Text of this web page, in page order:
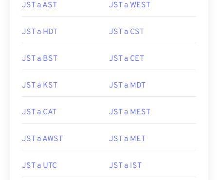
JST a AST JST a WEST
JST a HDT JST a CST
JST a BST JST a CET
JST a KST JST a MDT
JST a CAT JST a MEST
JST a AWST JST a MET
JST a UTC JST a IST